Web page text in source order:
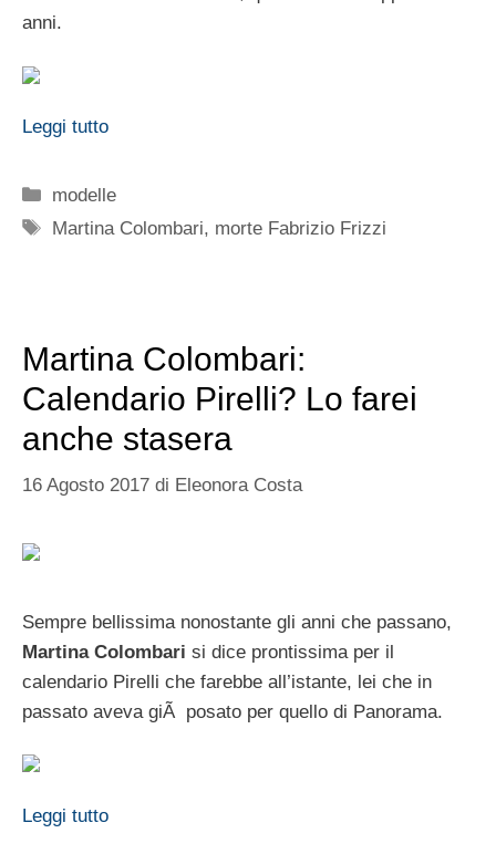
anni.
Leggi tutto
Categorie
modelle
Tag
Martina Colombari, morte Fabrizio Frizzi
Martina Colombari:
Calendario Pirelli? Lo farei
anche stasera
16 Agosto 2017 di Eleonora Costa
Sempre bellissima nonostante gli anni che passano,
Martina Colombari si dice prontissima per il
calendario Pirelli che farebbe all’istante, lei che in
passato aveva giÃ posato per quello di Panorama.
Leggi tutto